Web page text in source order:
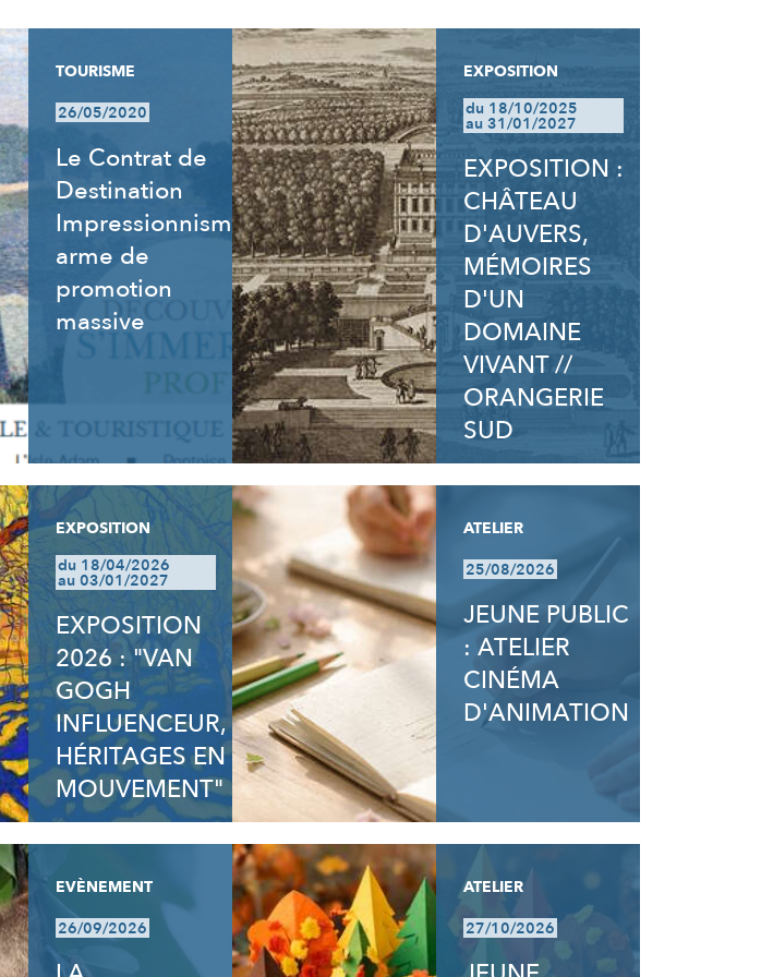
TOURISME
26/05/2020
Le Contrat de
Destination
Impressionnisme,
arme de
promotion
massive
EXPOSITION
du 18/10/2025
au 31/01/2027
EXPOSITION :
CHÂTEAU
D'AUVERS,
MÉMOIRES
D'UN
DOMAINE
VIVANT //
ORANGERIE
SUD
EXPOSITION
du 18/04/2026
au 03/01/2027
EXPOSITION
2026 : "VAN
GOGH
INFLUENCEUR,
HÉRITAGES EN
MOUVEMENT"
ATELIER
25/08/2026
JEUNE PUBLIC
: ATELIER
CINÉMA
D'ANIMATION
EVÈNEMENT
26/09/2026
ATELIER
27/10/2026